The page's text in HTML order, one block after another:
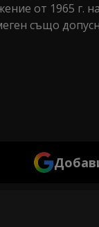
от 1965 г.
също